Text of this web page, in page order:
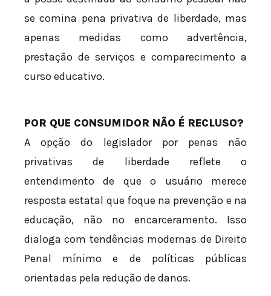
se comina pena privativa de liberdade, mas
apenas medidas como advertência,
prestação de serviços e comparecimento a
curso educativo.
POR QUE CONSUMIDOR NÃO É RECLUSO?
A opção do legislador por penas não
privativas de liberdade reflete o
entendimento de que o usuário merece
resposta estatal que foque na prevenção e na
educação, não no encarceramento. Isso
dialoga com tendências modernas de Direito
Penal mínimo e de políticas públicas
orientadas pela redução de danos.